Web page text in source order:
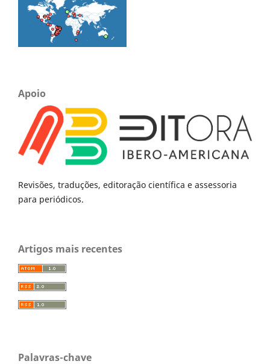
Apoio
Revisões, traduções, editoração científica e assessoria
para periódicos.
Artigos mais recentes
Palavras-chave